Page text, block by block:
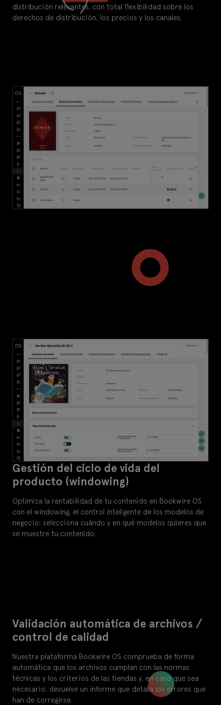
distribución relevantes, con total flexibilidad sobre los
derechos de distribución, los precios y los canales.
Gestión del ciclo de vida del
producto (windowing)
Optimiza la rentabilidad de tu contenido en Bookwire OS
con el windowing, el control inteligente de los modelos de
negocio: selecciona cuándo y en qué modelos quieres que
se muestre tu contenido.
Validación automática de archivos /
control de calidad
Nuestra plataforma Bookwire OS comprueba de forma
automática que los archivos cumplan con las normas
técnicas y los criterios de las tiendas y, en caso que sea
necesario, devuelve un informe que detalla los errores que
han de corregirse.